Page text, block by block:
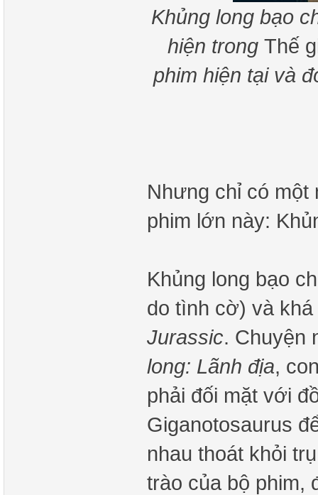
Khủng long bạo
hiện trong Thế
phim hiện tại và
Nhưng chỉ có
phim lớn này:
Khủng long bạo
do tình cờ) và
Jurassic. Chuyện
long: Lãnh địa,
phải đối mặt với
Giganotosaurus
nhau thoát khỏi
trào của bộ phim,